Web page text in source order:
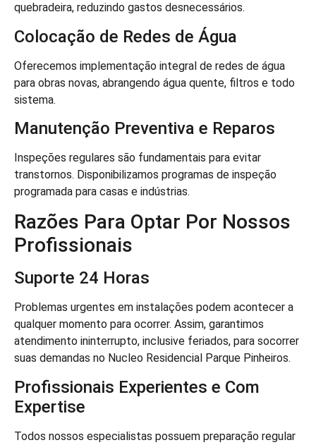
quebradeira, reduzindo gastos desnecessários.
Colocação de Redes de Água
Oferecemos implementação integral de redes de água
para obras novas, abrangendo água quente, filtros e todo
sistema.
Manutenção Preventiva e Reparos
Inspeções regulares são fundamentais para evitar
transtornos. Disponibilizamos programas de inspeção
programada para casas e indústrias.
Razões Para Optar Por Nossos
Profissionais
Suporte 24 Horas
Problemas urgentes em instalações podem acontecer a
qualquer momento para ocorrer. Assim, garantimos
atendimento ininterrupto, inclusive feriados, para socorrer
suas demandas no Nucleo Residencial Parque Pinheiros.
Profissionais Experientes e Com
Expertise
Todos nossos especialistas possuem preparação regular